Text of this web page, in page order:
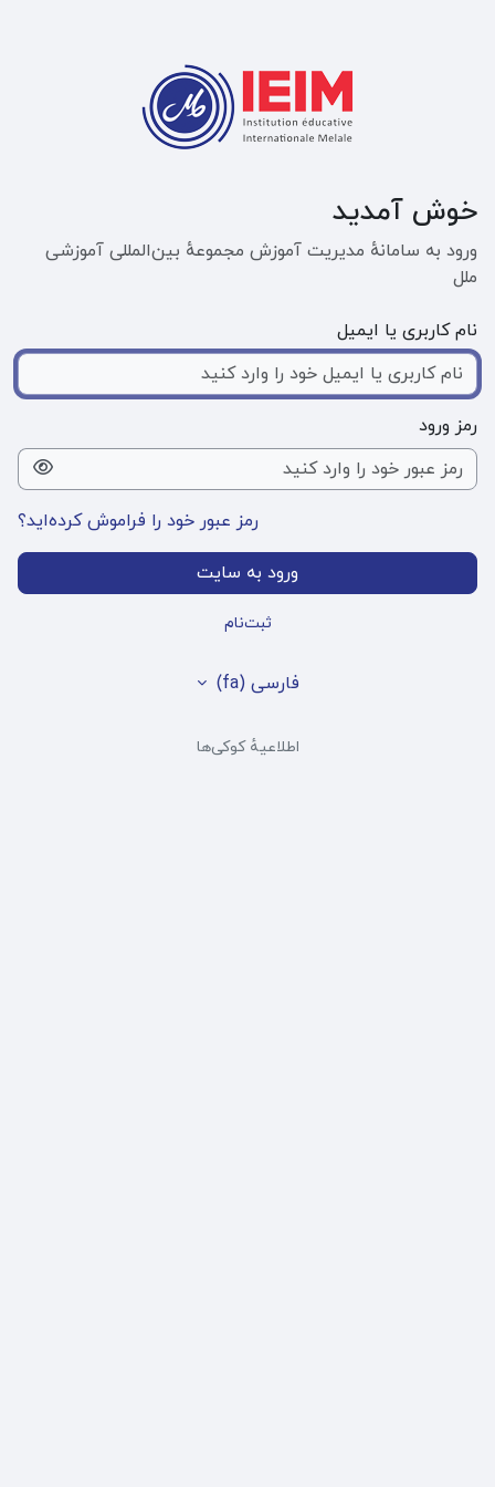
خوش آمدید
ورود به سامانهٔ مدیریت آموزش مجموعهٔ بین‌المللی آموزشی
ملل
نام کاربری یا ایمیل
رمز ورود
رمز عبور خود را فراموش کرده‌اید؟
ورود به سایت
ثبت‌نام
فارسی ‎(fa)‎
اطلاعیهٔ کوکی‌ها